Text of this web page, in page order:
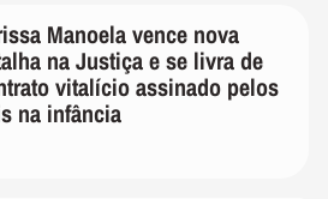
Manoela vence nova
na Justiça e se livra de
vitalício assinado pelos
na infância